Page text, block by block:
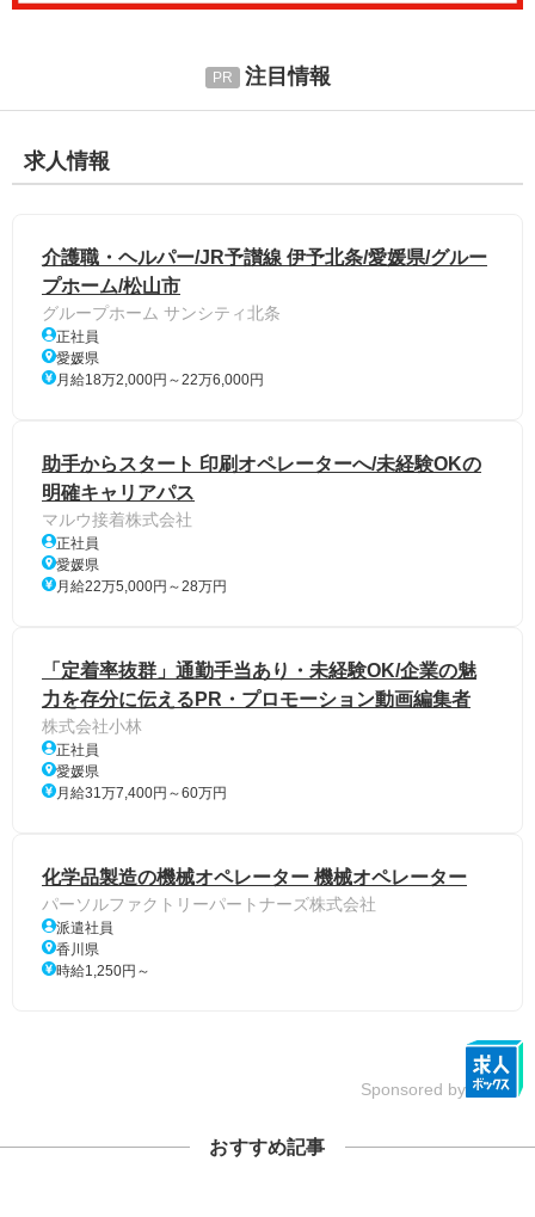
注目情報
求人情報
介護職・ヘルパー/JR予讃線 伊予北条/愛媛県/グルー
プホーム/松山市
グループホーム サンシティ北条
正社員
愛媛県
月給18万2,000円～22万6,000円
助手からスタート 印刷オペレーターへ/未経験OKの
明確キャリアパス
マルウ接着株式会社
正社員
愛媛県
月給22万5,000円～28万円
「定着率抜群」通勤手当あり・未経験OK/企業の魅
力を存分に伝えるPR・プロモーション動画編集者
株式会社小林
正社員
愛媛県
月給31万7,400円～60万円
化学品製造の機械オペレーター 機械オペレーター
パーソルファクトリーパートナーズ株式会社
派遣社員
香川県
時給1,250円～
Sponsored by
おすすめ記事